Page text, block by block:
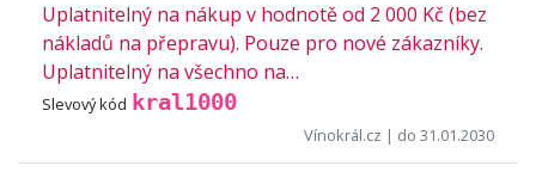
Uplatnitelný na nákup v hodnotě od 2 000 Kč (bez
nákladů na přepravu). Pouze pro nové zákazníky.
Uplatnitelný na všechno na…
Slevový kód kral1000
Vínokrál.cz | do 31.01.2030